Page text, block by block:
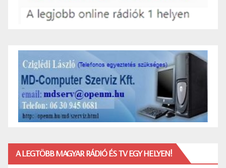
A LEGTÖBB MAGYAR RÁDIÓ ÉS TV EGY HELYEN!